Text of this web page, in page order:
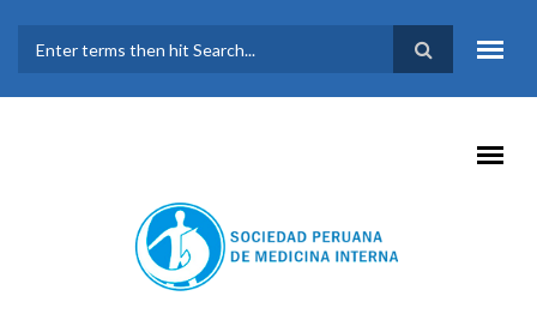
FORMULARIO DE
BÚSQUEDA